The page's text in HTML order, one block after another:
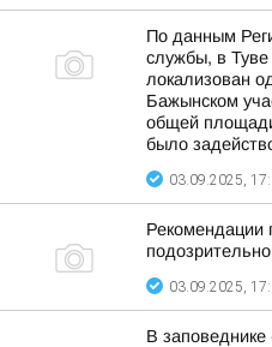
По данным
службы, в
локализован
Бажынском
общей
было
03.09.2025,
Рекомендации
03.09.2025,
В заповеднике